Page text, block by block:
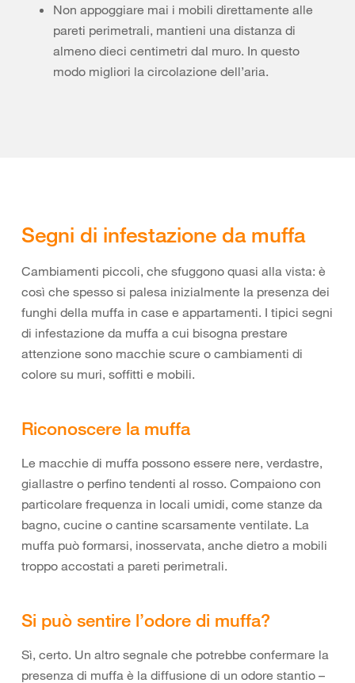
Non appoggiare mai i mobili direttamente alle
pareti perimetrali, mantieni una distanza di
almeno dieci centimetri dal muro. In questo
modo migliori la circolazione dell’aria.
Segni di infestazione da muffa
Cambiamenti piccoli, che sfuggono quasi alla vista: è
così che spesso si palesa inizialmente la presenza dei
funghi della muffa in case e appartamenti. I tipici segni
di infestazione da muffa a cui bisogna prestare
attenzione sono macchie scure o cambiamenti di
colore su muri, soffitti e mobili.
Riconoscere la muffa
Le macchie di muffa possono essere nere, verdastre,
giallastre o perfino tendenti al rosso. Compaiono con
particolare frequenza in locali umidi, come stanze da
bagno, cucine o cantine scarsamente ventilate. La
muffa può formarsi, inosservata, anche dietro a mobili
troppo accostati a pareti perimetrali.
Si può sentire l’odore di muffa?
Sì, certo. Un altro segnale che potrebbe confermare la
presenza di muffa è la diffusione di un odore stantio –